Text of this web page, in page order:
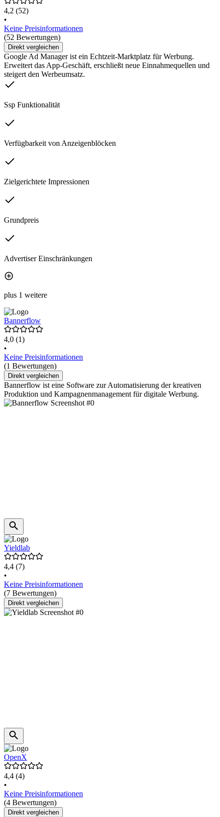
4,2 (52)
•
Keine Preisinformationen
(52 Bewertungen)
Direkt vergleichen
Google Ad Manager ist ein Echtzeit-Marktplatz für Werbung.
Erweitert das App-Geschäft, erschließt neue Einnahmequellen und
steigert den Werbeumsatz.
Ssp Funktionalität
Verfügbarkeit von Anzeigenblöcken
Zielgerichtete Impressionen
Grundpreis
Advertiser Einschränkungen
plus 1 weitere
Bannerflow
4,0 (1)
•
Keine Preisinformationen
(1 Bewertungen)
Direkt vergleichen
Bannerflow ist eine Software zur Automatisierung der kreativen
Produktion und Kampagnenmanagement für digitale Werbung.
Yieldlab
4,4 (7)
•
Keine Preisinformationen
(7 Bewertungen)
Direkt vergleichen
OpenX
4,4 (4)
•
Keine Preisinformationen
(4 Bewertungen)
Direkt vergleichen